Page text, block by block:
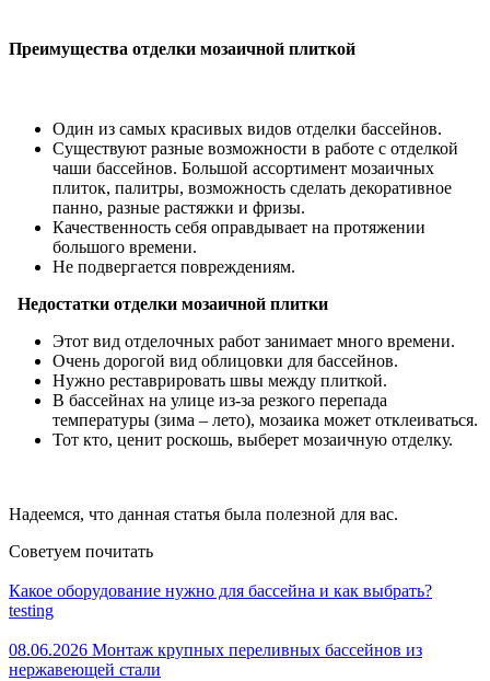
Преимущества отделки мозаичной плиткой
Один из самых красивых видов отделки бассейнов.
Существуют разные возможности в работе с отделкой
чаши бассейнов. Большой ассортимент мозаичных
плиток, палитры, возможность сделать декоративное
панно, разные растяжки и фризы.
Качественность себя оправдывает на протяжении
большого времени.
Не подвергается повреждениям.
Недостатки отделки мозаичной плитки
Этот вид отделочных работ занимает много времени.
Очень дорогой вид облицовки для бассейнов.
Нужно реставрировать швы между плиткой.
В бассейнах на улице из-за резкого перепада
температуры (зима – лето), мозаика может отклеиваться.
Тот кто, ценит роскошь, выберет мозаичную отделку.
Надеемся, что данная статья была полезной для вас.
Советуем почитать
Какое оборудование нужно для бассейна и как выбрать?
testing
08.06.2026 Монтаж крупных переливных бассейнов из
нержавеющей стали